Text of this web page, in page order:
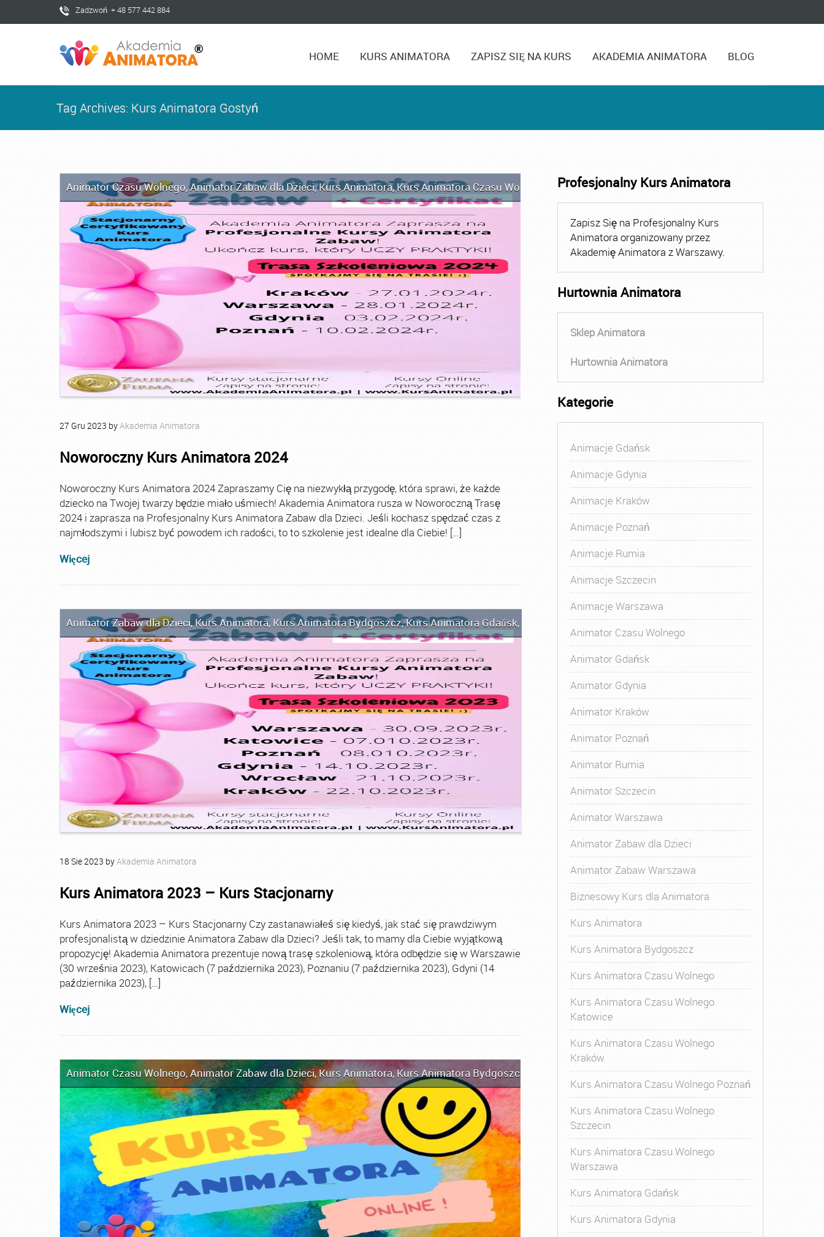
Zadzwoń + 48 577 442 884
HOME KURS ANIMATORA ZAPISZ SIĘ NA KURS AKADEMIA ANIMATORA BLOG
Tag Archives: Kurs Animatora Gostyń
Animator Czasu Wolnego,Animator Zabaw dla Dzieci,Kurs Animatora,Kurs Animatora Czasu Wolnego Kurs Animatora Czasu Wolnego Warszawa
27 Gru 2023 byAkademia Animatora
Noworoczny Kurs Animatora 2024
Noworoczny Kurs Animatora 2024 Zapraszamy Cię na niezwykłą przygodę, która sprawi, że każde
dziecko na Twojej twarzy będzie miało uśmiech! Akademia Animatora rusza w Noworoczną Trasę
2024 i zaprasza na Profesjonalny Kurs Animatora Zabaw dla Dzieci. Jeśli kochasz spędzać czas z
najmłodszymi i lubisz być powodem ich radości, to to szkolenie jest idealne dla Ciebie! […]
Więcej
Animator Zabaw dla Dzieci,Kurs Animatora, Kurs Animatora Bydgoszcz,Kurs Animatora Gdańsk, Kurs Animatora Gdynia,Kurs Animatora Katowice
18 Sie2023 byAkademia Animatora
Kurs Animatora 2023 – Kurs Stacjonarny
Kurs Animatora 2023 – Kurs Stacjonarny Czy zastanawiałeś się kiedyś, jak stać się prawdziwym
profesjonalistą w dziedzinie Animatora Zabaw dla Dzieci? Jeśli tak, to mamy dla Ciebie wyjątkową
propozycję! Akademia Animatora prezentuje nową trasę szkoleniową, która odbędzie się w Warszawie
(30 września 2023), Katowicach (7 października 2023), Poznaniu (7 października 2023), Gdyni (14
października 2023), […]
Więcej
Animator Czasu Wolnego,Animator Zabaw dla Dzieci,Kurs Animatora,Kurs Animatora Bydgoszcz Kurs Animatora Czasu Wolnego,Kurs Animatora Czasu
Profesjonalny Kurs Animatora
Zapisz Się na Profesjonalny Kurs
Animatora organizowany przez
Akademię Animatora z Warszawy.
Hurtownia Animatora
Sklep Animatora
Hurtownia Animatora
Kategorie
Animacje Gdańsk
Animacje Gdynia
Animacje Kraków
Animacje Poznań
Animacje Rumia
Animacje Szczecin
Animacje Warszawa
Animator Czasu Wolnego
Animator Gdańsk
Animator Gdynia
Animator Kraków
Animator Poznań
Animator Rumia
Animator Szczecin
Animator Warszawa
Animator Zabaw dla Dzieci
Animator Zabaw Warszawa
Biznesowy Kurs dla Animatora
Kurs Animatora
Kurs Animatora Bydgoszcz
Kurs Animatora Czasu Wolnego
Kurs Animatora Czasu Wolnego
Katowice
Kurs Animatora Czasu Wolnego
Kraków
Kurs Animatora Czasu Wolnego Poznań
Kurs Animatora Czasu Wolnego
Szczecin
Kurs Animatora Czasu Wolnego
Warszawa
Kurs Animatora Gdańsk
Kurs Animatora Gdynia